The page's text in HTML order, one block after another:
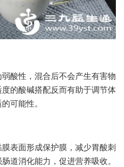
酸性，混合后不会产生有害物
的酸碱搭配反而有助于调节体
可能性。
表面形成保护膜，减少胃酸刺
道消化能力，促进营养吸收。